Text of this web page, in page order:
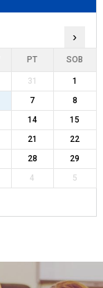
›
PT SOB
31
1
7
8
14
15
21
22
28
29
4 5